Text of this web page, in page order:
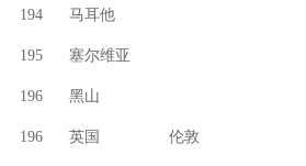
194 马耳他
195 塞尔维亚
196 黑山
196 英国 伦敦